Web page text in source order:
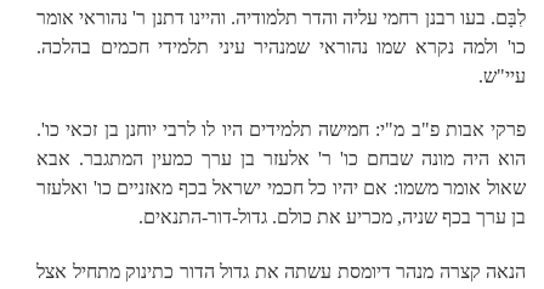
לִבָּם. בעו רבנן רחמי עליה והדר תלמודיה. והיינו דתנן ר' נהוראי אומר
כו' ולמה נקרא שמו נהוראי שמנהיר עיני תלמידי חכמים בהלכה.
עיי"ש.
פרקי אבות פ"ב מ"י: חמישה תלמידים היו לו לרבי יוחנן בן זכאי כו'.
הוא היה מונה שבחם כו' ר' אלעזר בן ערך כמעין המתגבר. אבא
שאול אומר משמו: אם יהיו כל חכמי ישראל בכף מאזניים כו' ואלעזר
בן ערך בכף שניה, מכריע את כולם. גדול-דור-התנאים.
הנאה קצרה מנהר דיומסת עשתה את גדול הדור כתינוק מתחיל אצל